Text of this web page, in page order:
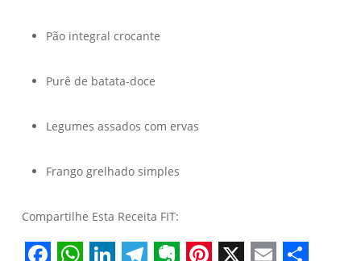
Pão integral crocante
Purê de batata-doce
Legumes assados com ervas
Frango grelhado simples
Compartilhe Esta Receita FIT: